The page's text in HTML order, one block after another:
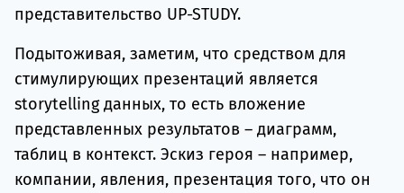
представительство UP-STUDY.
Подытоживая, заметим, что средством для
стимулирующих презентаций является
storytelling данных, то есть вложение
представленных результатов – диаграмм,
таблиц в контекст. Эскиз героя – например,
компании, явления, презентация того, что он